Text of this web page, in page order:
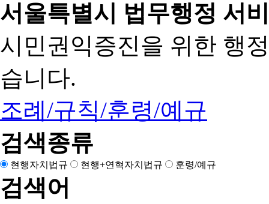
서울특별시 법무행정 서
시민권익증진을 위한 행
습니다.
조례/규칙/훈령/예규
검색종류
현행자치법규 현행+연혁자치법규 훈령/예규
검색어